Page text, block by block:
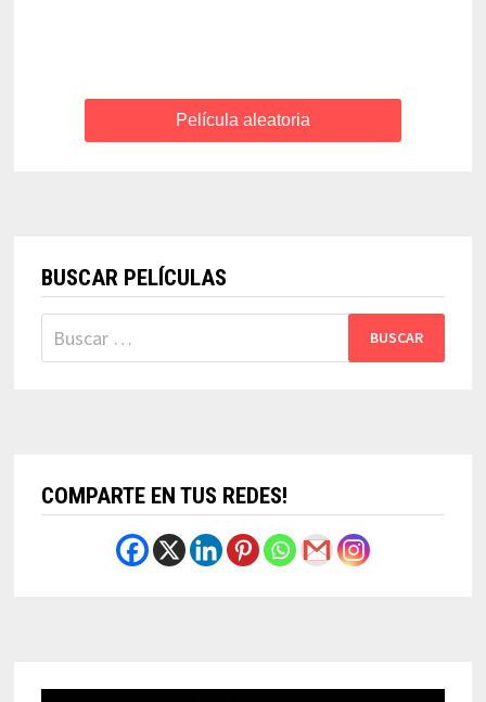
Película aleatoria
BUSCAR PELÍCULAS
Buscar:
COMPARTE EN TUS REDES!